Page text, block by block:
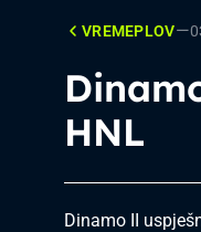
VREMEPLOV—
HNL
Dinamo II